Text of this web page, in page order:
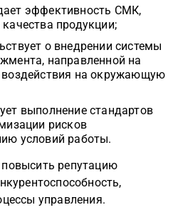
эффективность СМК,
продукции;
о внедрении системы
направленной на
воздействия на окружающую
выполнение стандартов
рисков
условий работы.
репутацию
управления.